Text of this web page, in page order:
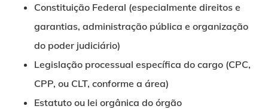
Constituição Federal (especialmente direitos e
garantias, administração pública e organização
do poder judiciário)
Legislação processual específica do cargo (CPC,
CPP, ou CLT, conforme a área)
Estatuto ou lei orgânica do órgão